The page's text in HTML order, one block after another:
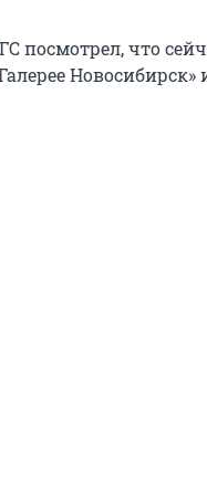
посмотрел, что
Новосибирск»